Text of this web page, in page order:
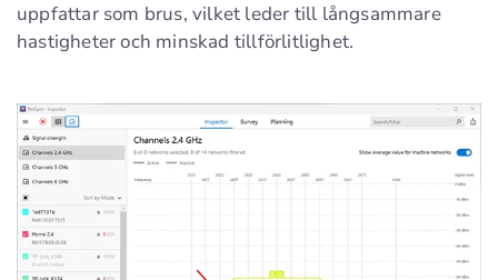
uppfattar som brus, vilket leder till långsammare
hastigheter och minskad tillförlitlighet.